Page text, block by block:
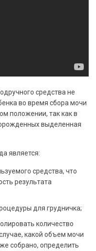
средства не
во время сбора мочи
положении, так как в
выделенная
является:
средства, что
результата
для грудничка;
количество
какой объем мочи
собрано, определить